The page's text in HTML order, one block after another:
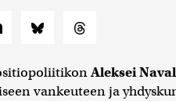
Aleksei
vankeuteen ja